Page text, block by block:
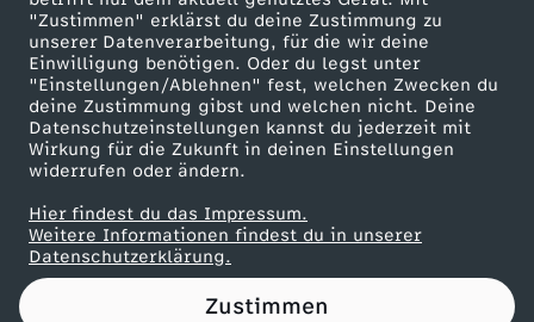
"Zustimmen" erklärst du deine Zustimmung zu
unserer Datenverarbeitung, für die wir deine
Einwilligung benötigen. Oder du legst unter
"Einstellungen/Ablehnen" fest, welchen Zwecken du
deine Zustimmung gibst und welchen nicht. Deine
Datenschutzeinstellungen kannst du jederzeit mit
Wirkung für die Zukunft in deinen Einstellungen
widerrufen oder ändern.
Hier findest du das Impressum.
Weitere Informationen findest du in unserer
Datenschutzerklärung.
Zustimmen
ü
n
e
n
z
Werbefernsehen
Mainzelmännchen
Partner